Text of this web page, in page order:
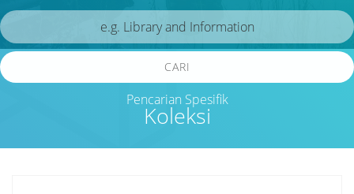
Koleksi
CARI
Pencarian Spesifik